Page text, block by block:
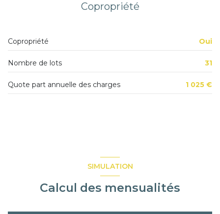
Salle d'Eau
W.C.
0.79 m²
Entrée
7.04 m²
Copropriété
Copropriété Oui
Nombre de lots 31
Quote part annuelle des charges 1 025 €
SIMULATION
Calcul des mensualités